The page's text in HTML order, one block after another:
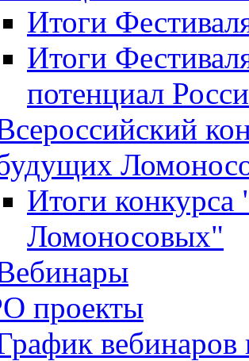
Итоги
Итоги
потенциал
Итоги
Ломоносовых"
проекты